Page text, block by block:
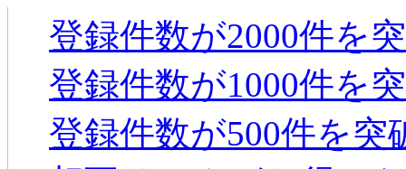
登録件数が2000件を
登録件数が1000件を
登録件数が500件を突